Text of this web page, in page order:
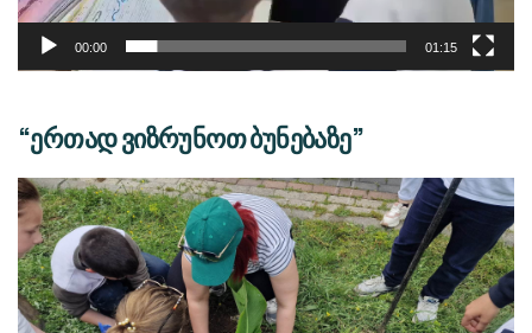
00:00 01:15
“ერთად ვიზრუნოთ ბუნებაზე”